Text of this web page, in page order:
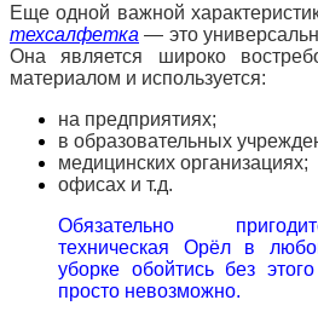
Еще одной важной
техсалфетка — это
Она является широко
материалом и используется:
на предприятиях;
в образовательных
медицинских организациях;
офисах и т.д.
Обязательно
техническая Орёл в
уборке обойтись без
просто невозможно.